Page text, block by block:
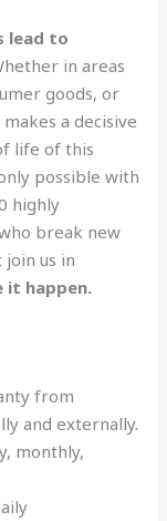
lead to
in areas
goods, or
a decisive
life of this
possible with
highly
break new
join us in
it happen.
from
and externally.
monthly,